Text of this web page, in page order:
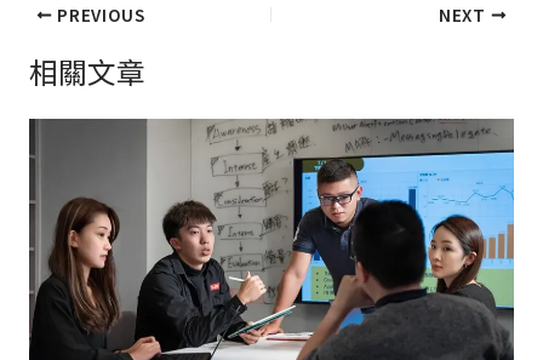
PREVIOUS NEXT
相關文章